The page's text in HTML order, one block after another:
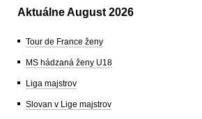
Aktuálne August 2026
Tour de France ženy
MS hádzaná ženy U18
Liga majstrov
Slovan v Lige majstrov